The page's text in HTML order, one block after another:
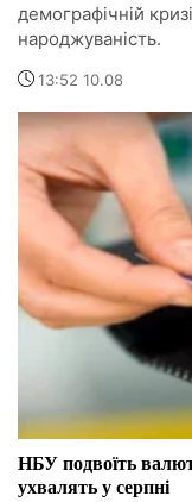
демографічній
народжуваність.
13:52 10.08
НБУ подвоїть
ухвалять у серпні